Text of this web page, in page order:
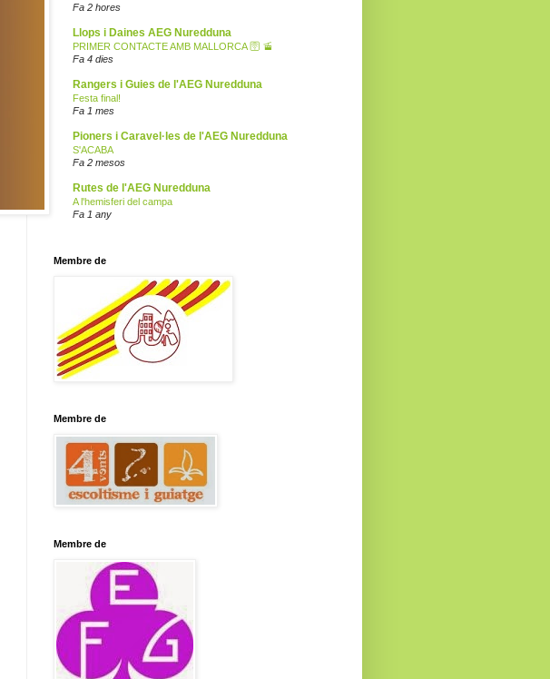
Fa 2 hores
Llops i Daines AEG Nuredduna
PRIMER CONTACTE AMB MALLORCA 🛜 🚡
Fa 4 dies
Rangers i Guies de l'AEG Nuredduna
Festa final!
Fa 1 mes
Pioners i Caravel·les de l'AEG Nuredduna
S'ACABA
Fa 2 mesos
Rutes de l'AEG Nuredduna
A l'hemisferi del campa
Fa 1 any
Membre de
Membre de
Membre de